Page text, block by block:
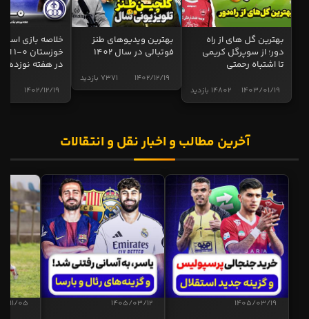
بهترین گل های از راه
دور؛ از سوپرگل کریمی
تا اشتباه رحمتی
14802 بازدید 1403/01/19
بهترین ویدیوهای طنز
فوتبالی در سال 1402
7371 بازدید 1402/12/19
خلاصه بازی
در هفته نوزدهم
1402/12/19
آخرین مطالب و اخبار نقل و انتقالات
1405/03/19
1405/03/12
11/05